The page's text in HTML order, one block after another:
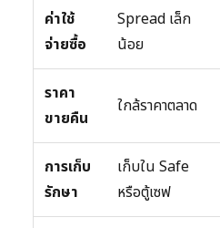
ค่าใช้
จ่ายซื้อ
Spread เล็ก
น้อย
ราคา
ขายคืน
ใกล้ราคาตลาด
การเก็บ
รักษา
เก็บใน Safe
หรือตู้เซฟ